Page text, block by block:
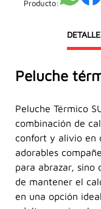
Producto:
Peluche
Peluche Térmico
combinación de
confort y alivio en
adorables
para abrazar, sino
de mantener el
en una opción